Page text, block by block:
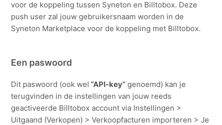
voor de koppeling tussen Syneton en Billtobox. Deze
push user zal jouw gebruikersnaam worden in de
Syneton Marketplace voor de koppeling met Billtobox.
Een paswoord
Dit paswoord (ook wel “API-key” genoemd) kan je
terugvinden in de instellingen van jouw reeds
geactiveerde Billtobox account via Instellingen >
Uitgaand (Verkopen) > Verkoopfacturen importeren > Je